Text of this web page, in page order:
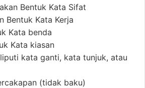
Bentuk Kata Sifat
Bentuk Kata Kerja
Kata benda
Kata kiasan
kata ganti, kata tunjuk, atau
(tidak baku)